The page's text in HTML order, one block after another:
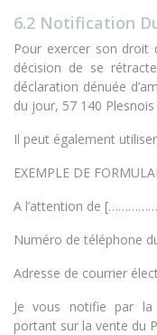
6.2 Notification
Pour exercer son
décision de se
déclaration dénuée
du jour, 57 140
Il peut également
EXEMPLE DE
A l’attention de
Numéro de téléphone
Adresse de courrier
Je vous notifie par
portant sur la vente du